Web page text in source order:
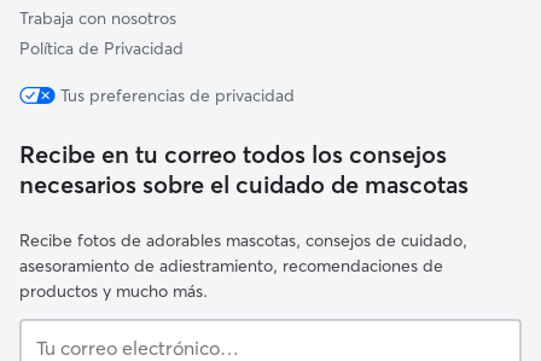
Trabaja con nosotros
Política de Privacidad
Tus preferencias de privacidad
Recibe en tu correo todos los consejos
necesarios sobre el cuidado de mascotas
Recibe fotos de adorables mascotas, consejos de cuidado,
asesoramiento de adiestramiento, recomendaciones de
productos y mucho más.